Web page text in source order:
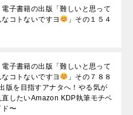
子書籍の出版「難しいと思って
コトないですヨ
」その１５４
子書籍の出版「難しいと思って
コトないですヨ
」その７８８
版を目指すアナタへ！やる気が
したいAmazon KDP執筆モチベ
ド〜